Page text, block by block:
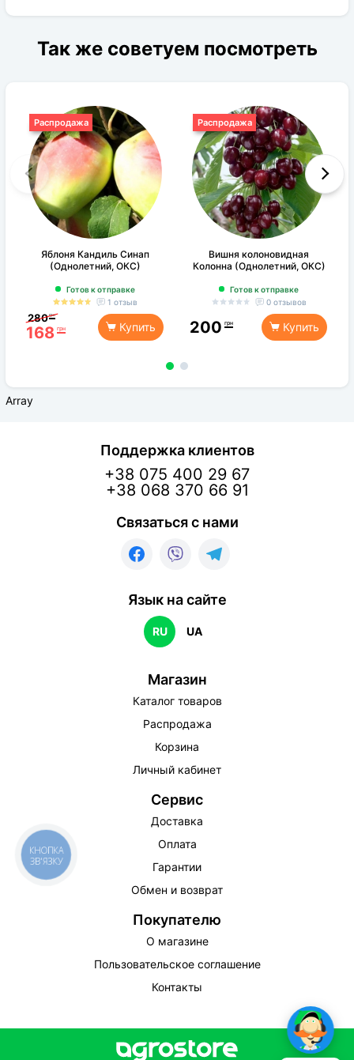
Так же советуем посмотреть
Яблоня Кандиль Синап
(Однолетний, ОКС)
Готов к отправке
1 отзыв
280 грн
168 грн Купить
Распродажа
Вишня колоновидная
Колонна (Однолетний, ОКС)
Готов к отправке
0 отзывов
200 грн Купить
Распродажа
Array
Поддержка клиентов
+38 075 400 29 67
+38 068 370 66 91
Связаться с нами
Язык на сайте
RU UA
Магазин
Каталог товаров
Распродажа
Корзина
Личный кабинет
Сервис
Доставка
Оплата
Гарантии
Обмен и возврат
Покупателю
О магазине
Пользовательское соглашение
Контакты
КНОПКА
ЗВ'ЯЗКУ